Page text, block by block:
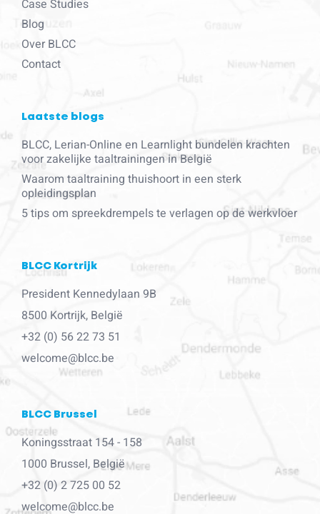
Case Studies
Blog
Over BLCC
Contact
Laatste blogs
BLCC, Lerian-Online en Learnlight bundelen krachten
voor zakelijke taaltrainingen in België
Waarom taaltraining thuishoort in een sterk
opleidingsplan
5 tips om spreekdrempels te verlagen op de werkvloer
BLCC Kortrijk
President Kennedylaan 9B
8500 Kortrijk, België
+32 (0) 56 22 73 51
welcome@blcc.be
BLCC Brussel
Koningsstraat 154 - 158
1000 Brussel, België
+32 (0) 2 725 00 52
welcome@blcc.be